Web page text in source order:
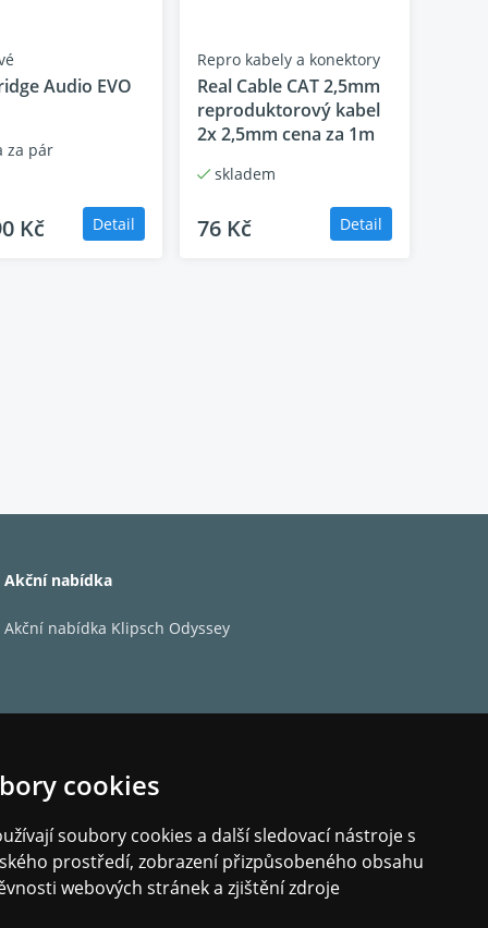
cookies
soubory cookies a další sledovací nástroje s
prostředí, zobrazení přizpůsobeného obsahu
webových stránek a zjištění zdroje
rozlišení, jako je internetové rádio, Spotify
kvalitu zvuku. S vestavěným Apple Airplay2 a
a dalším. CXN100 je také Roon Ready a
intuitivní ovládání připojených zdrojů –
CXC a CXA.
CXN100 fyzicky i esteticky po mnoho let.
vaši investici. Výroba produktů, které vydrží,
a maximalizovat váš požitek z poslechu.
Audio EVO
za pár
Kč Detail
Repro kabely a konektory
Real Cable CAT 2,5mm
reproduktorový kabel
2x 2,5mm cena za 1m
skladem
76 Kč Detail
Akční nabídka
Akční nabídka Klipsch Odyssey